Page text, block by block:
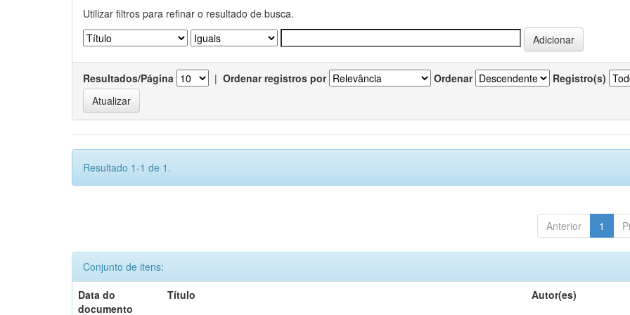
Utilizar filtros para refinar o resultado de busca.
Resultados/Página | Ordenar registros por Ordenar Registro(s)
Resultado 1-1 de 1.
Anterior 1
Conjunto de itens:
Data do
documento
Título Autor(es)